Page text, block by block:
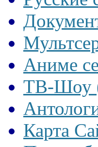
Аниме
ТВ-Шоу
Карта